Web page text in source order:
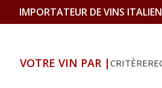
IMPORTATEUR DE VINS
VOTRE VIN PAR |CRITÈRE